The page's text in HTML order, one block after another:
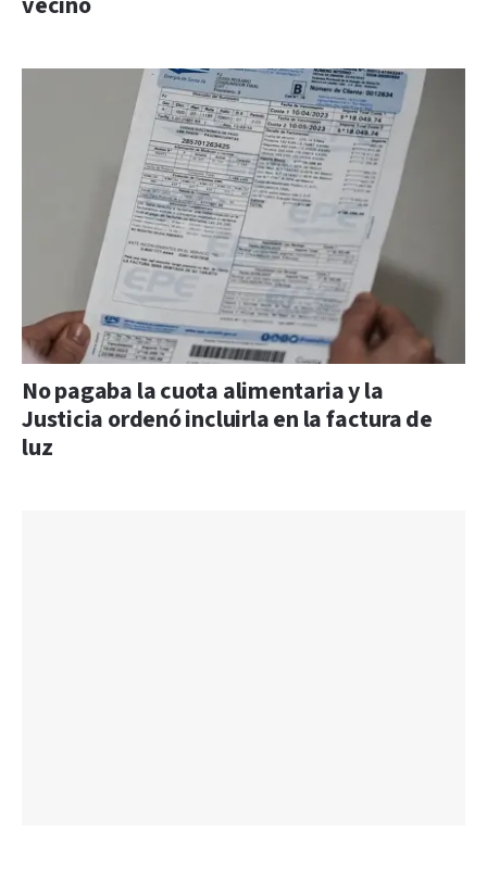
No pagaba la cuota alimentaria y la
Justicia ordenó incluirla en la factura de
luz